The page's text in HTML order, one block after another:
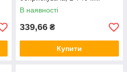
В наявності
339,66 ₴
Купити